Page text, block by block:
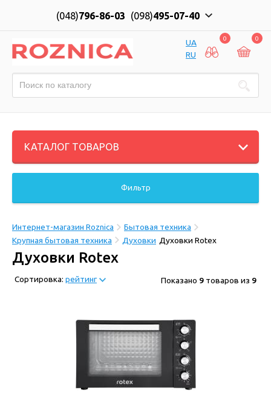
(048)796-86-03 (098)495-07-40
UA
RU
0 0
КАТАЛОГ ТОВАРОВ
Фильтр
Интернет-магазин Roznica
Бытовая техника
Крупная бытовая техника
Духовки Духовки Rotex
Духовки Rotex
Сортировка: рейтинг Показано 9 товаров из 9